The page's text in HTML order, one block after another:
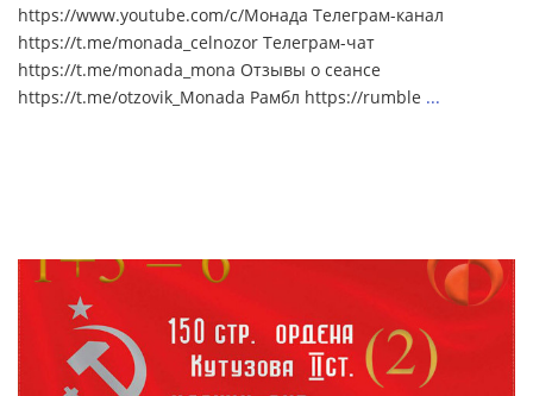
https://www.youtube.com/c/Монада Телеграм-канал
https://t.me/monada_celnozor Телеграм-чат
https://t.me/monada_mona Отзывы о сеансе
https://t.me/otzovik_Monada Рамбл https://rumble ...